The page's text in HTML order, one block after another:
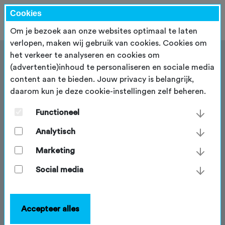
Lidmaatschap
evenementenorganisator
Je organiseert een tocht en wilt deze onder de
aandacht hebben bij wielrenners en/of
mountainbikers. Bij ons zit je dan goed! Via de NTFU
kun je jouw tocht onder de aandacht brengen via de
Daarmee bereik je 75.000 leden die Fietssport
Magazine 4x per jaar op de deurmat ontvangen, maar
Cookies
Om je bezoek aan onze websites optimaal te laten
verlopen, maken wij gebruik van cookies. Cookies om
het verkeer te analyseren en cookies om
(advertentie)inhoud te personaliseren en sociale media
content aan te bieden. Jouw privacy is belangrijk,
daarom kun je deze cookie-instellingen zelf beheren.
Functioneel
Analytisch
Marketing
Social media
Accepteer alles